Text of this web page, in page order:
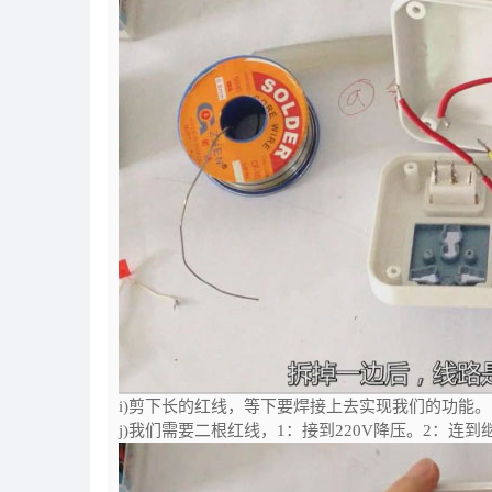
i)剪下长的红线，等下要焊接上去实现我们的功能。
j)我们需要二根红线，1：接到220V降压。2：连到